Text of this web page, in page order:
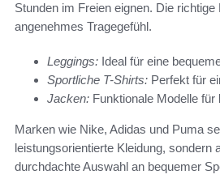
Stunden im Freien eignen. Die
angenehmes Tragegefühl.
Leggings: Ideal für eine
Sportliche T-Shirts: Perfekt für
Jacken: Funktionale Modelle
Marken wie Nike, Adidas und Puma
leistungsorientierte Kleidung, sondern
durchdachte Auswahl an bequemer